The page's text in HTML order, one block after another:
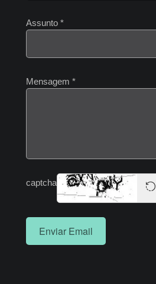
Assunto *
Mensagem *
captcha
Enviar Email